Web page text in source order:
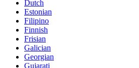
Dutch
Estonian
Filipino
Finnish
Frisian
Galician
Georgian
Gujarati